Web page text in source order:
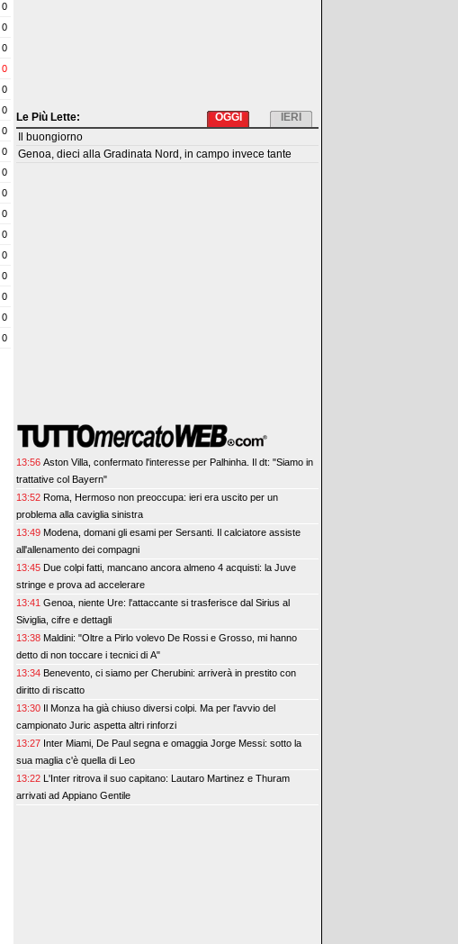
0
0
0
0
0
0
0
0
0
0
0
0
0
0
0
0
0
Le Più Lette: IERI
OGGI
Il buongiorno
Genoa, dieci alla Gradinata Nord, in campo invece tante
13:56 Aston Villa, confermato l'interesse per Palhinha. Il dt: "Siamo in
trattative col Bayern"
13:52 Roma, Hermoso non preoccupa: ieri era uscito per un
problema alla caviglia sinistra
13:49 Modena, domani gli esami per Sersanti. Il calciatore assiste
all'allenamento dei compagni
13:45 Due colpi fatti, mancano ancora almeno 4 acquisti: la Juve
stringe e prova ad accelerare
13:41 Genoa, niente Ure: l'attaccante si trasferisce dal Sirius al
Siviglia, cifre e dettagli
13:38 Maldini: "Oltre a Pirlo volevo De Rossi e Grosso, mi hanno
detto di non toccare i tecnici di A"
13:34 Benevento, ci siamo per Cherubini: arriverà in prestito con
diritto di riscatto
13:30 Il Monza ha già chiuso diversi colpi. Ma per l'avvio del
campionato Juric aspetta altri rinforzi
13:27 Inter Miami, De Paul segna e omaggia Jorge Messi: sotto la
sua maglia c'è quella di Leo
13:22 L'Inter ritrova il suo capitano: Lautaro Martinez e Thuram
arrivati ad Appiano Gentile